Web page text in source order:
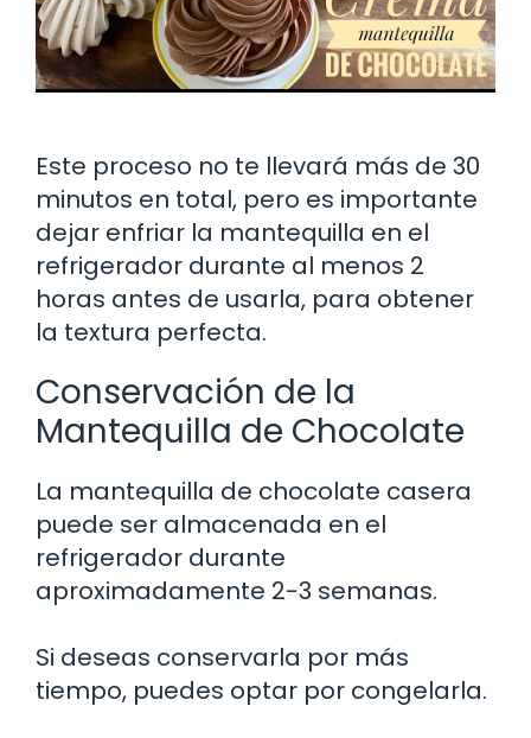
Este proceso no te llevará más de 30
minutos en total, pero es importante
dejar enfriar la mantequilla en el
refrigerador durante al menos 2
horas antes de usarla, para obtener
la textura perfecta.
Conservación de la
Mantequilla de Chocolate
La mantequilla de chocolate casera
puede ser almacenada en el
refrigerador durante
aproximadamente 2-3 semanas.
Si deseas conservarla por más
tiempo, puedes optar por congelarla.